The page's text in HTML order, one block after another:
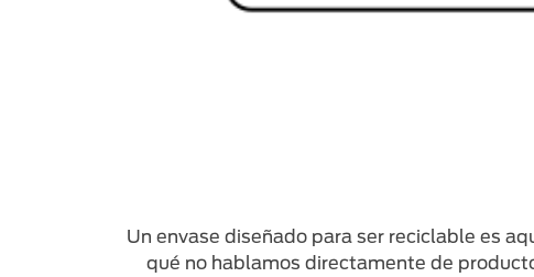
Un envase diseñado para ser reciclable es
qué no hablamos directamente de